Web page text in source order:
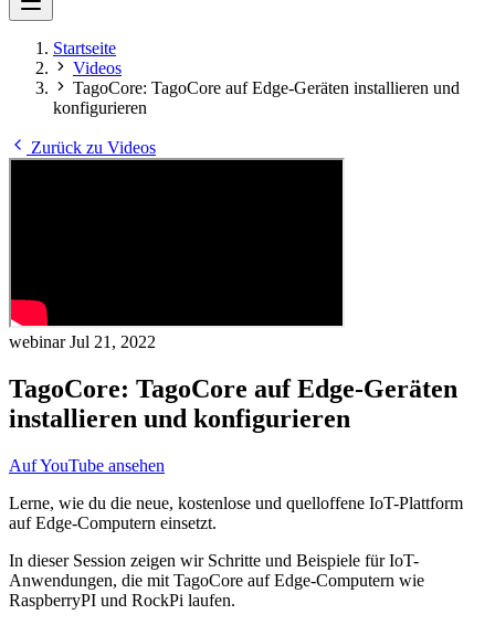
Startseite
Videos
TagoCore: TagoCore auf Edge-Geräten installieren und
konfigurieren
Zurück zu Videos
webinarJul 21, 2022
TagoCore: TagoCore auf Edge-Geräten
installieren und konfigurieren
Auf YouTube ansehen
Lerne, wie du die neue, kostenlose und quelloffene IoT-Plattform
auf Edge-Computern einsetzt.
In dieser Session zeigen wir Schritte und Beispiele für IoT-
Anwendungen, die mit TagoCore auf Edge-Computern wie
RaspberryPI und RockPi laufen.